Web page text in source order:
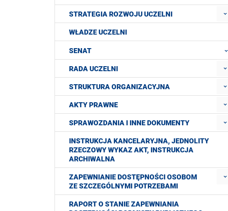
STRATEGIA ROZWOJU UCZELNI
WŁADZE UCZELNI
SENAT
RADA UCZELNI
STRUKTURA ORGANIZACYJNA
AKTY PRAWNE
SPRAWOZDANIA I INNE DOKUMENTY
INSTRUKCJA KANCELARYJNA, JEDNOLITY
RZECZOWY WYKAZ AKT, INSTRUKCJA
ARCHIWALNA
ZAPEWNIANIE DOSTĘPNOŚCI OSOBOM
ZE SZCZEGÓLNYMI POTRZEBAMI
RAPORT O STANIE ZAPEWNIANIA